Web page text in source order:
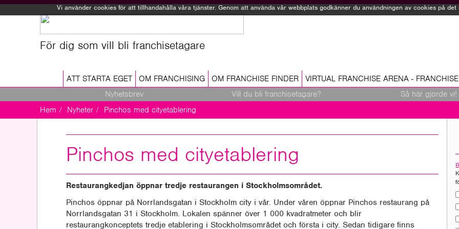
Vi använder cookies för att tillhandahålla våra tjänster. Genom att använda vår webbplats godkänner du användningen av cookies på
För dig som vill bli franchisetagare
ATT STARTA EGET OM FRANCHISING OM FRANCHISE FINDER
VIRTUAL FRANCHISE ARENA -
Nyhetsbrev
Vill du bli franchisetagare?
Så här gjorde vi!
Hem
Nyheter Pinchos med cityetablering
Pinchos med cityetablering
Restaurangkedjan öppnar tredje restaurangen i Stockholmsområdet.
Pinchos öppnar på Norrlandsgatan i Stockholm city i vår. Under våren öppnar Pinchos restaurang på
Norrlandsgatan 31 i Stockholm. Lokalen spänner över 1 000 kvadratmeter och blir
restaurangkonceptets tredje etablering i Stockholmsområdet och första i city. Sedan tidigare finns